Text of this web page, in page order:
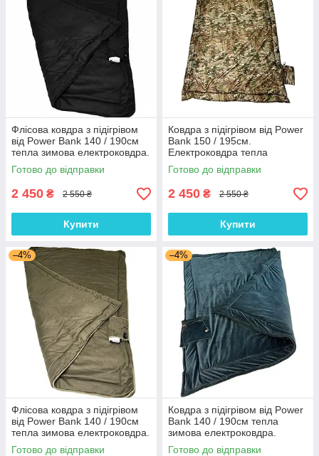
Флісова ковдра з підігрівом
від Power Bank 140 / 190см
тепла зимова електроковдра.
Чорна
Готово до відправки
2 450 ₴ 2 550 ₴
Купити
Ковдра з підігрівом від Power
Bank 150 / 195см.
Електроковдра тепла
мультикам
Готово до відправки
2 450 ₴ 2 550 ₴
Купити
–4%
Флісова ковдра з підігрівом
від Power Bank 140 / 190см
тепла зимова електроковдра.
Хакі
Готово до відправки
–4%
Ковдра з підігрівом від Power
Bank 140 / 190см тепла
зимова електроковдра.
Велюр плюш "Смарагдовий"
Готово до відправки